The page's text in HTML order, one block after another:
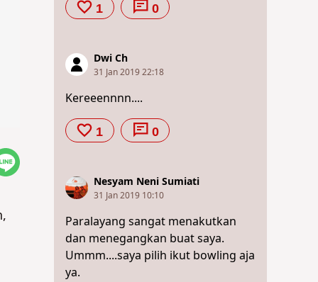
1 0
Dwi Ch
31 Jan 2019 22:18
Kereeennnn....
1 0
Nesyam Neni Sumiati
31 Jan 2019 10:10
Paralayang sangat menakutkan
dan menegangkan buat saya.
Ummm....saya pilih ikut bowling aja
ya.